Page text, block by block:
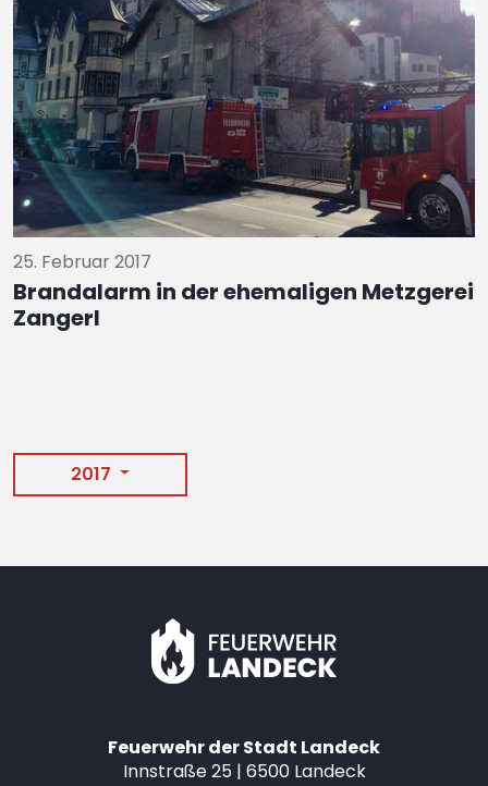
25. Februar 2017
Brandalarm in der ehemaligen Metzgerei
Zangerl
2017
Feuerwehr der Stadt Landeck
Innstraße 25 | 6500 Landeck